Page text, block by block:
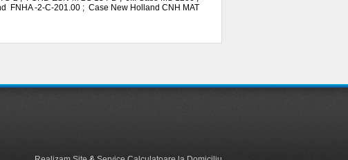
FNHA -2-C-201.00 ; Case New Holland CNH MAT